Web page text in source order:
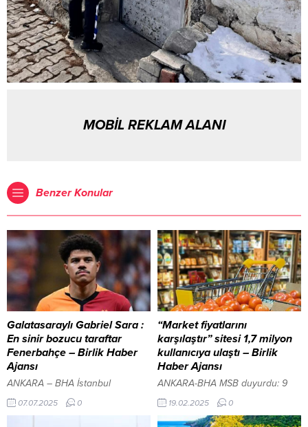
MOBİL REKLAM ALANI
Benzer Konular
Galatasaraylı Gabriel Sara :
En sinir bozucu taraftar
Fenerbahçe – Birlik Haber
Ajansı
ANKARA – BHA İstanbul
sokaklarında rahat gezemediğini
dile getiren yıldız futbolcu,
07.07.2025 0
“Market fiyatlarını
karşılaştır” sitesi 1,7 milyon
kullanıcıya ulaştı – Birlik
Haber Ajansı
ANKARA-BHA MSB duyurdu: 9
terörist etkisiz hale getirildi
Sanayi ve Teknoloji Bakanı
Mehmet Fatih Kacır,
19.02.2025 0